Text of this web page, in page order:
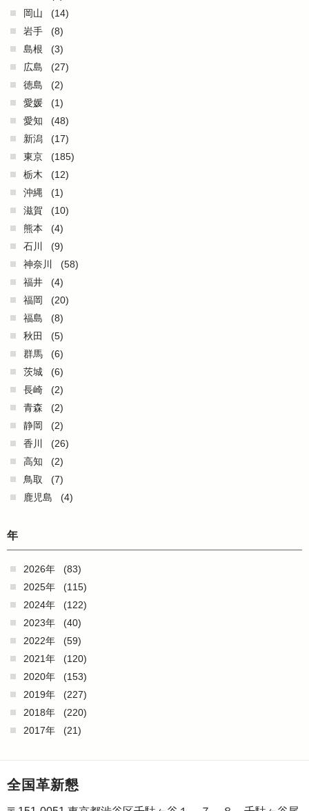
岡山
(14)
岩手
(8)
島根
(3)
広島
(27)
徳島
(2)
愛媛
(1)
愛知
(48)
新潟
(17)
東京
(185)
栃木
(12)
沖縄
(1)
滋賀
(10)
熊本
(4)
石川
(9)
神奈川
(58)
福井
(4)
福岡
(20)
福島
(8)
秋田
(5)
群馬
(6)
茨城
(6)
長崎
(2)
青森
(2)
静岡
(2)
香川
(26)
高知
(2)
鳥取
(7)
鹿児島
(4)
年
2026年
(83)
2025年
(115)
2024年
(122)
2023年
(40)
2022年
(59)
2021年
(120)
2020年
(153)
2019年
(227)
2018年
(220)
2017年
(21)
全国革新懇